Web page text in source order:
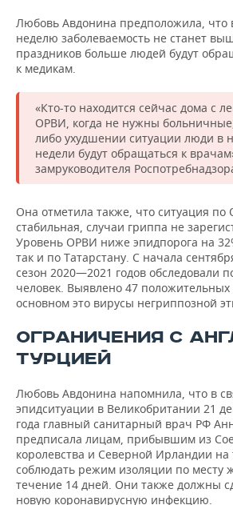
Любовь Авдонина предположила, что
неделю заболеваемость не станет
праздников больше людей будут
к медикам.
«Кто-то находится сейчас дома с
ОРВИ, когда не нужны
либо ухудшении ситуации люди в
недели будут обращаться к
замруководителя
Она отметила также, что ситуация
стабильная, случаи гриппа не
Уровень ОРВИ ниже эпидпорога на
так и по Татарстану. С начала
сезон 2020—2021 годов обследовали
человек. Выявлено 47
основном это вирусы негриппозной
ОГРАНИЧЕНИЯ С
ТУРЦИЕЙ
Любовь Авдонина напомнила, что в
эпидситуации в Великобритании 21
года главный санитарный врач РФ
предписала лицам, прибывшим из
королевства и Северной Ирландии
соблюдать режим изоляции по месту
течение 14 дней. Они также должны
новую коронавирусную инфекцию.